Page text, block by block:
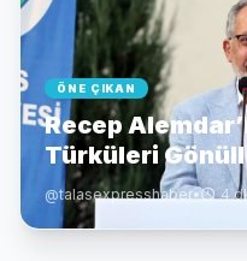
ÖNE ÇIKAN
Recep
Türküleri
@talasexpresshaber• 4